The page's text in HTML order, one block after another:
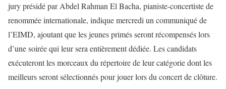
jury présidé par Abdel Rahman El Bacha, pianiste-concertiste de
renommée internationale, indique mercredi un communiqué de
l’EIMD, ajoutant que les jeunes primés seront récompensés lors
d’une soirée qui leur sera entièrement dédiée. Les candidats
exécuteront les morceaux du répertoire de leur catégorie dont les
meilleurs seront sélectionnés pour jouer lors du concert de clôture.